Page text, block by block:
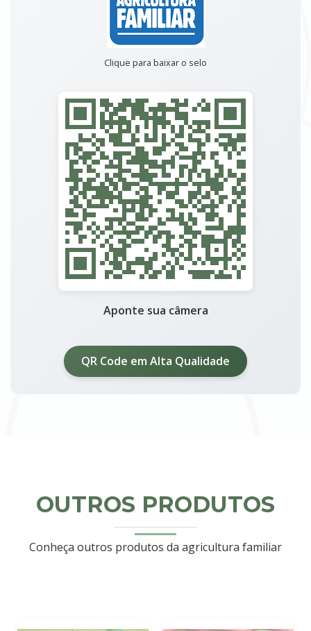
Clique para baixar o selo
Aponte sua câmera
QR Code em Alta Qualidade
OUTROS PRODUTOS
Conheça outros produtos da agricultura familiar